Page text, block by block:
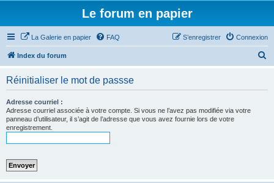
Le forum en papier
La Galerie en papier FAQ Connexion
S’enregistrer
Index du forum
Réinitialiser le mot de passse
Adresse courriel :
Adresse courriel associée à votre compte. Si vous ne l’avez pas modifiée via votre
panneau d’utilisateur, il s’agit de l’adresse que vous avez fournie lors de votre
enregistrement.